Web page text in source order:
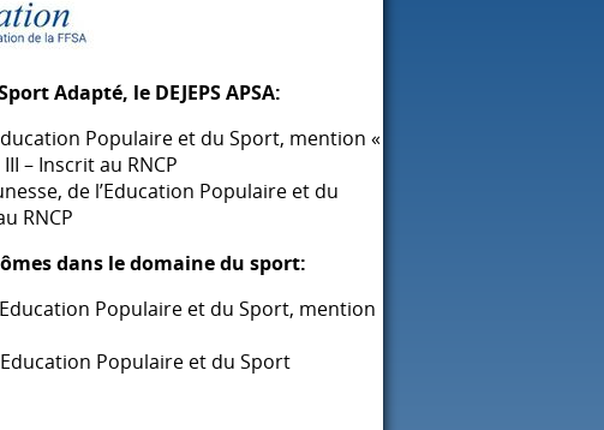
Adapté, le DEJEPSAPSA:
Populaire et du Sport, mention «
III – Inscrit au RNCP
de l’Education Populaire et du
RNCP
dans le domaine du sport:
Populaire et du Sport, mention
Populaire et du Sport